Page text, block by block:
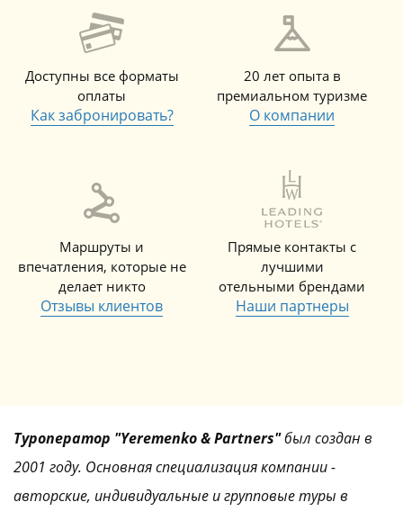
Доступны все форматы
оплаты
Как забронировать?
20 лет опыта в
премиальном туризме
О компании
Маршруты и
впечатления, которые не
делает никто
Отзывы клиентов
Прямые контакты с
лучшими
отельными брендами
Наши партнеры
Туроператор "Yeremenko & Partners"был создан в
2001 году. Основная специализация компании -
авторские, индивидуальные и групповые туры в